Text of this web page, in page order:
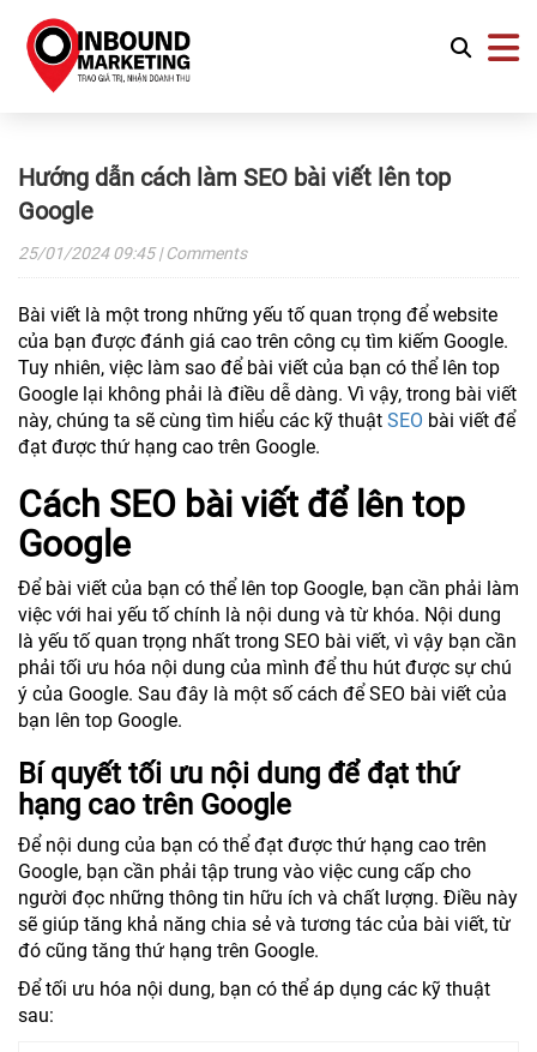
Hướng dẫn cách làm SEO bài viết lên top
Google
25/01/202409:45| Comments
Bài viết là một trong những yếu tố quan trọng để website
của bạn được đánh giá cao trên công cụ tìm kiếm Google.
Tuy nhiên, việc làm sao để bài viết của bạn có thể lên top
Google lại không phải là điều dễ dàng. Vì vậy, trong bài viết
này, chúng ta sẽ cùng tìm hiểu các kỹ thuật SEO bài viết để
đạt được thứ hạng cao trên Google.
Cách SEO bài viết để lên top
Google
Để bài viết của bạn có thể lên top Google, bạn cần phải làm
việc với hai yếu tố chính là nội dung và từ khóa. Nội dung
là yếu tố quan trọng nhất trong SEO bài viết, vì vậy bạn cần
phải tối ưu hóa nội dung của mình để thu hút được sự chú
ý của Google. Sau đây là một số cách để SEO bài viết của
bạn lên top Google.
Bí quyết tối ưu nội dung để đạt thứ
hạng cao trên Google
Để nội dung của bạn có thể đạt được thứ hạng cao trên
Google, bạn cần phải tập trung vào việc cung cấp cho
người đọc những thông tin hữu ích và chất lượng. Điều này
sẽ giúp tăng khả năng chia sẻ và tương tác của bài viết, từ
đó cũng tăng thứ hạng trên Google.
Để tối ưu hóa nội dung, bạn có thể áp dụng các kỹ thuật
sau: